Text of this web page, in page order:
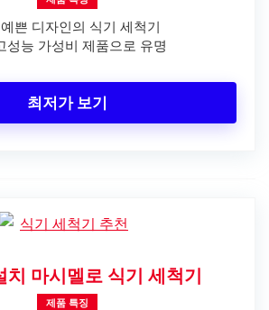
예쁜 디자인의 식기 세척기
성능 가성비 제품으로 유명
최저가 보기
치 마시멜로 식기 세척기
제품 특징